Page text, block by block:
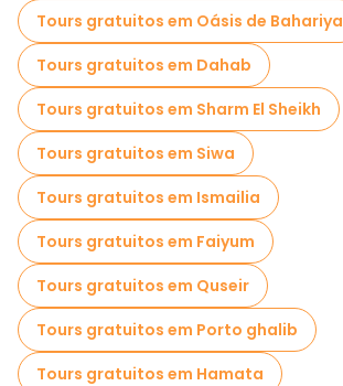
Tours gratuitos em Oásis de Bahariya
Tours gratuitos em Dahab
Tours gratuitos em Sharm El Sheikh
Tours gratuitos em Siwa
Tours gratuitos em Ismailia
Tours gratuitos em Faiyum
Tours gratuitos em Quseir
Tours gratuitos em Porto ghalib
Tours gratuitos em Hamata